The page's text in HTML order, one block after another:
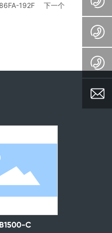
192F 下一个
C